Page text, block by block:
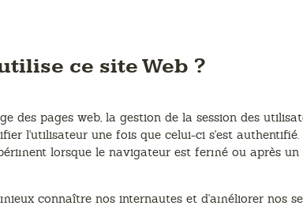
ce site Web ?
des pages web, la gestion de la session des
l'utilisateur une fois que celui-ci s'est
lorsque le navigateur est fermé ou après un
connaître nos internautes et d'améliorer nos